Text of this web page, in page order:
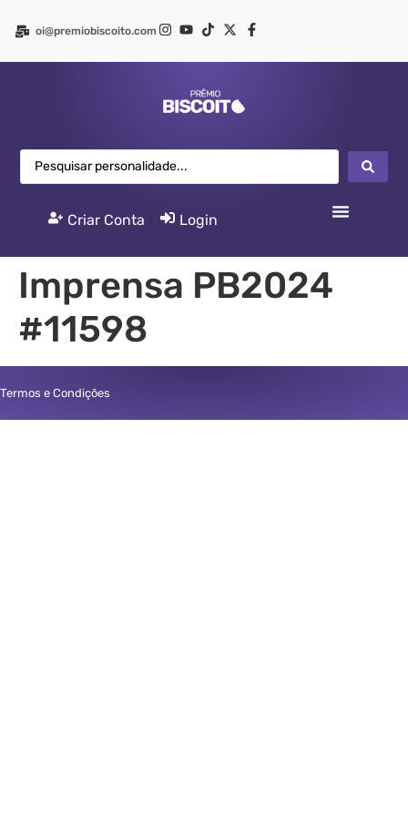
oi@premiobiscoito.com
Criar Conta Login
Imprensa PB2024
#11598
Termos e Condições